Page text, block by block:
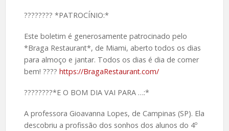
????️???? *PATROCÍNIO:*
Este boletim é generosamente patrocinado pelo
*Braga Restaurant*, de Miami, aberto todos os dias
para almoço e jantar. Todos os dias é dia de comer
bem! ???? https://BragaRestaurant.com/
????️????*E O BOM DIA VAI PARA …:*
A professora Gioavanna Lopes, de Campinas (SP). Ela
descobriu a profissão dos sonhos dos alunos do 4º